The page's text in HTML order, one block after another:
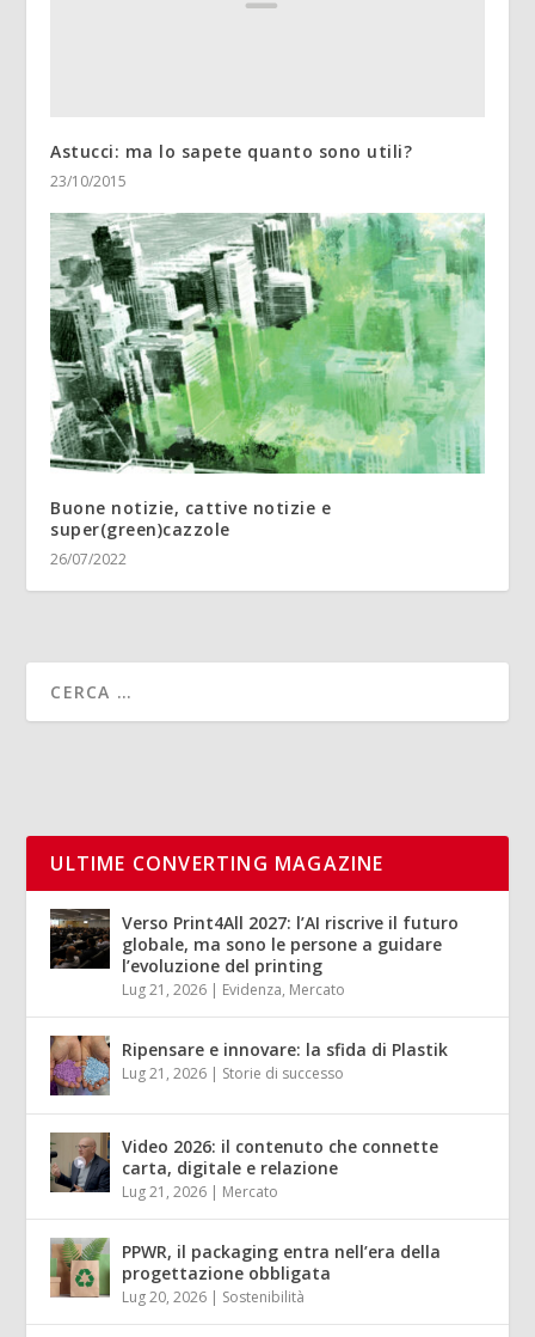
Astucci: ma lo sapete quanto sono utili?
23/10/2015
Buone notizie, cattive notizie e
super(green)cazzole
26/07/2022
ULTIME CONVERTING MAGAZINE
Verso Print4All 2027: l’AI riscrive il futuro
globale, ma sono le persone a guidare
l’evoluzione del printing
Lug 21, 2026 | Evidenza, Mercato
Ripensare e innovare: la sfida di Plastik
Lug 21, 2026 | Storie di successo
Video 2026: il contenuto che connette
carta, digitale e relazione
Lug 21, 2026 | Mercato
PPWR, il packaging entra nell’era della
progettazione obbligata
Lug 20, 2026 | Sostenibilità